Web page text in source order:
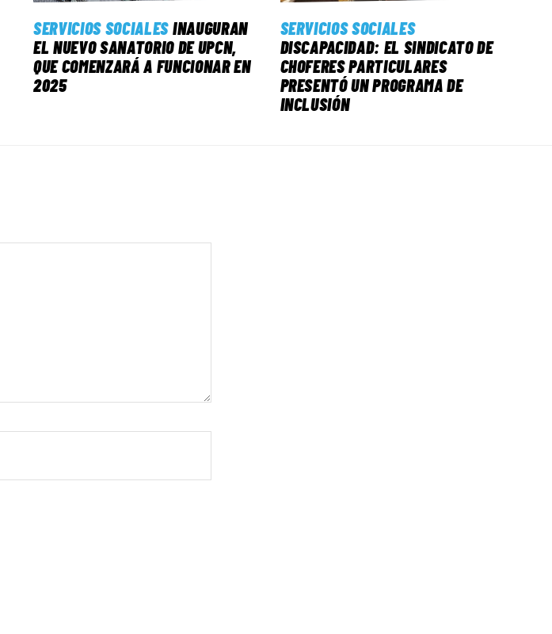
SERVICIOS SOCIALESINAUGURAN
EL NUEVO SANATORIO DE UPCN,
QUE COMENZARÁ A FUNCIONAR EN
2025
SERVICIOS SOCIALES
DISCAPACIDAD: EL SINDICATO DE
CHOFERES PARTICULARES
PRESENTÓ UN PROGRAMA DE
INCLUSIÓN